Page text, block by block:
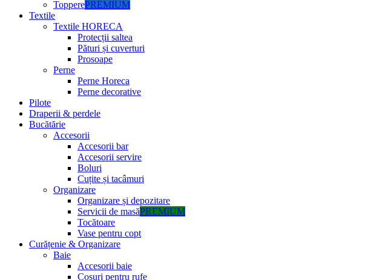
TopperePREMIUM
Textile
Textile HORECA
Protecții saltea
Pături și cuverturi
Prosoape
Perne
Perne Horeca
Perne decorative
Pilote
Draperii & perdele
Bucătărie
Accesorii
Accesorii bar
Accesorii servire
Boluri
Cuțite și tacâmuri
Organizare
Organizare și depozitare
Servicii de masăPREMIUM
Tocătoare
Vase pentru copt
Curățenie & Organizare
Baie
Accesorii baie
Coșuri pentru rufe